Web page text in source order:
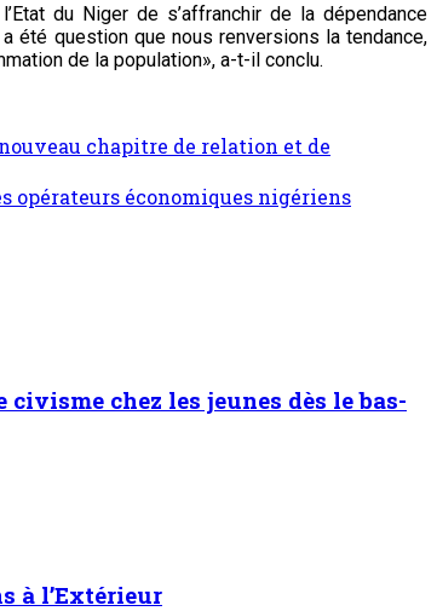
du Niger de s’affranchir de la dépendance
été question que nous renversions la tendance,
de la population», a-t-il conclu.
chapitre de relation et de
opérateurs économiques nigériens
chez les jeunes dès le bas-
à l’Extérieur